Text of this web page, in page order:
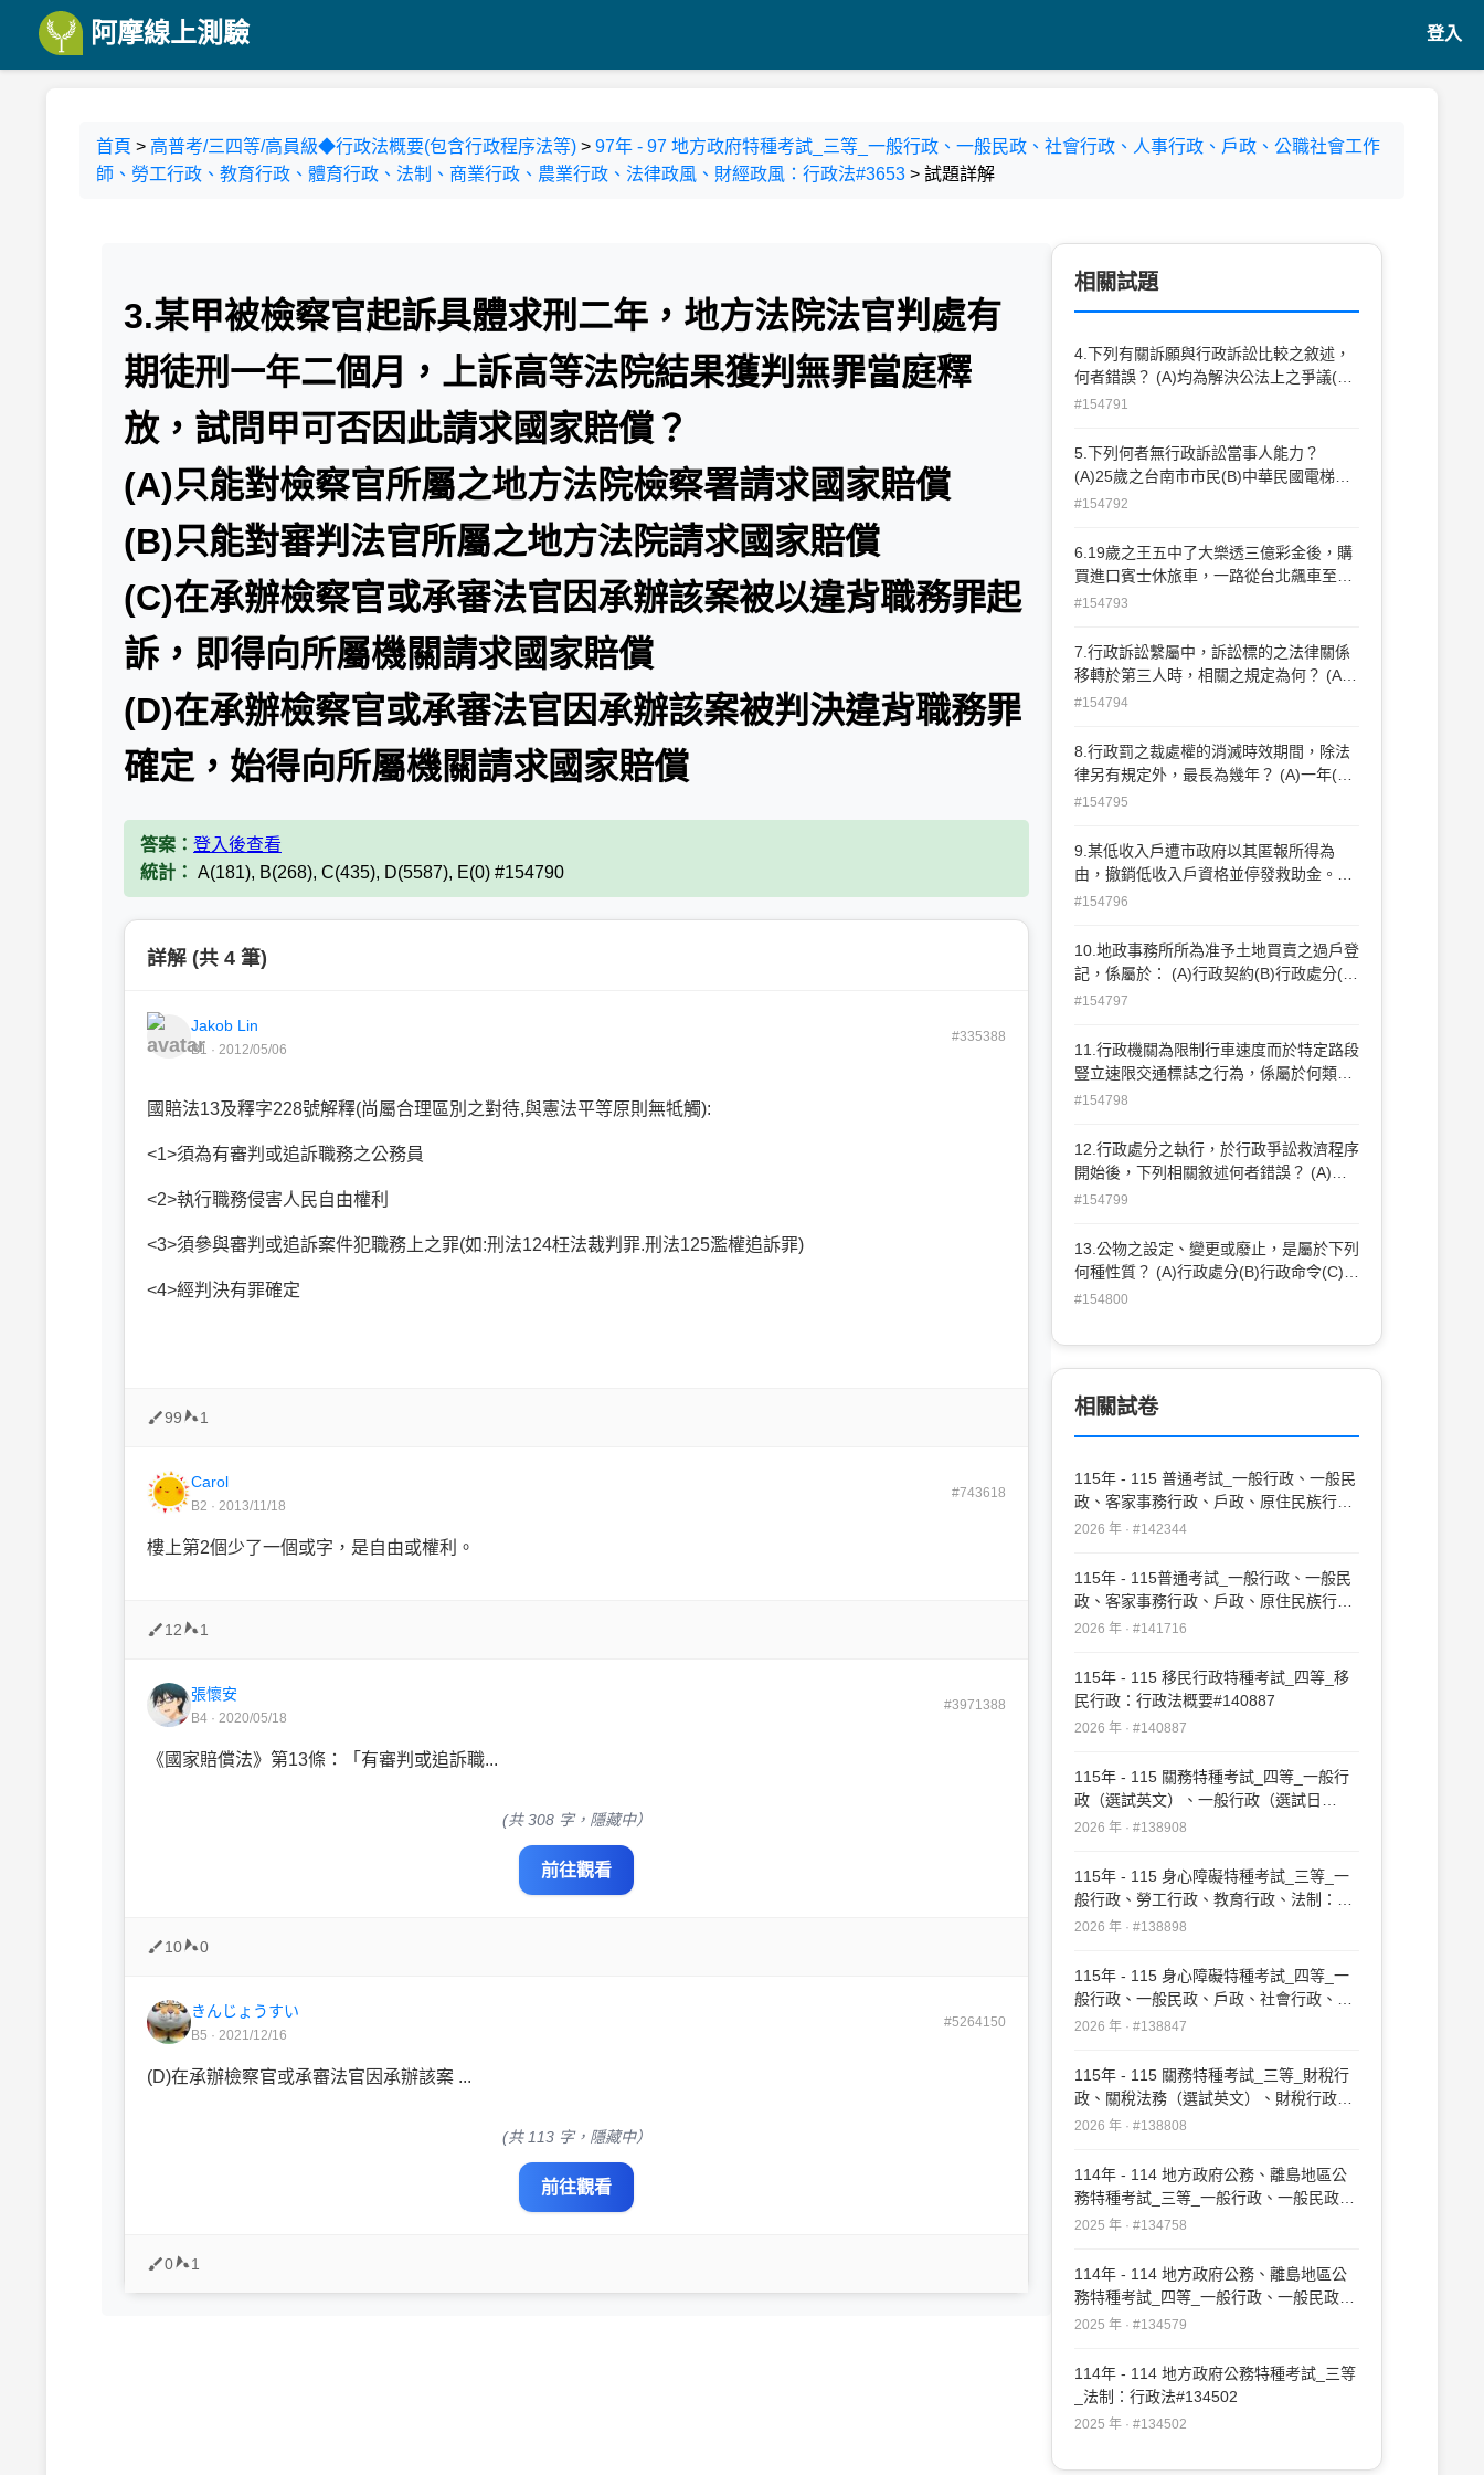
阿摩線上測驗 登入
首頁 > 高普考/三四等/高員級◆行政法概要(包含行政程序法等) > 97年 - 97 地方政府特種考試_三等_一般行政、一般民政、社會行政、人事行政、戶政、公職社會工作
師、勞工行政、教育行政、體育行政、法制、商業行政、農業行政、法律政風、財經政風：行政法#3653 > 試題詳解
3.某甲被檢察官起訴具體求刑二年，地方法院法官判處有
期徒刑一年二個月，上訴高等法院結果獲判無罪當庭釋
放，試問甲可否因此請求國家賠償？
(A)只能對檢察官所屬之地方法院檢察署請求國家賠償
(B)只能對審判法官所屬之地方法院請求國家賠償
(C)在承辦檢察官或承審法官因承辦該案被以違背職務罪起
訴，即得向所屬機關請求國家賠償
(D)在承辦檢察官或承審法官因承辦該案被判決違背職務罪
確定，始得向所屬機關請求國家賠償
答案： 登入後查看
統計： A(181), B(268), C(435), D(5587), E(0) #154790
詳解 (共 4 筆)
Jakob Lin
B1 · 2012/05/06
#335388
國賠法13及釋字228號解釋(尚屬合理區別之對待,與憲法平等原則無牴觸):
<1>須為有審判或追訴職務之公務員
<2>執行職務侵害人民自由權利
<3>須參與審判或追訴案件犯職務上之罪(如:刑法124枉法裁判罪.刑法125濫權追訴罪)
<4>經判決有罪確定
99 1
Carol
B2 · 2013/11/18
#743618
樓上第2個少了一個或字，是自由或權利。
12 1
張懷安
B4 · 2020/05/18
#3971388
《國家賠償法》第13條：「有審判或追訴職...
(共 308 字，隱藏中）
前往觀看
10 0
きんじょうすい
B5 · 2021/12/16
#5264150
(D)在承辦檢察官或承審法官因承辦該案 ...
(共 113 字，隱藏中）
前往觀看
0 1
相關試題
4.下列有關訴願與行政訴訟比較之敘述，
何者錯誤？ (A)均為解決公法上之爭議(B)
均採言詞辯論程序 (C)原則上均採職權進
#154791
5.下列何者無行政訴訟當事人能力？
(A)25歲之台南市市民(B)中華民國電梯協
會(C)教育部(D)未設管理人之佛教團體
#154792
6.19歲之王五中了大樂透三億彩金後，購
買進口賓士休旅車，一路從台北飆車至高
雄向其女朋友炫耀，沿途在新竹、台中、
超速情景，則依法對王五應如何處罰？
(A)裁處不受法定罰鍰最高3000元之限制
#154793
7.行政訴訟繫屬中，訴訟標的之法律關係
移轉於第三人時，相關之規定為何？ (A)
訴訟程序當然停止(B)僅兩造同意後，第三
院裁定承當訴訟(D)對承當訴訟之法院裁
定，不得抗告
#154794
8.行政罰之裁處權的消滅時效期間，除法
律另有規定外，最長為幾年？ (A)一年(B)
二年(C)三年(D)五年
#154795
9.某低收入戶遭市政府以其匿報所得為
由，撤銷低收入戶資格並停發救助金。為
免生活陷入困境，得向高等行政法院提起
撤銷訴訟(B)課予義務訴訟(C)確認訴訟(D)
一般給付訴訟
#154796
10.地政事務所所為准予土地買賣之過戶登
記，係屬於： (A)行政契約(B)行政處分(C)
行政命令(D)事實行為
#154797
11.行政機關為限制行車速度而於特定路段
豎立速限交通標誌之行為，係屬於何類行
政行為？ (A)法規命令(B)行政契約(C)事實
#154798
12.行政處分之執行，於行政爭訟救濟程序
開始後，下列相關敘述何者錯誤？ (A)行
政法院在一定要件得命停止執行(B)原則上
執行(D)不得請求行政法院裁定假處分
#154799
13.公物之設定、變更或廢止，是屬於下列
何種性質？ (A)行政處分(B)行政命令(C)行
政指導(D)行政契約
#154800
相關試卷
115年 - 115 普通考試_一般行政、一般民
政、客家事務行政、戶政、原住民族行
政、社會行政、勞工行政、教育行政、人
要(重複)#142344
2026 年 · #142344
115年 - 115普通考試_一般行政、一般民
政、客家事務行政、戶政、原住民族行
政、社會行政、勞工行政、教育行政、人
要#141716
2026 年 · #141716
115年 - 115 移民行政特種考試_四等_移
民行政：行政法概要#140887
2026 年 · #140887
115年 - 115 關務特種考試_四等_一般行
政（選試英文）、一般行政（選試日
文）：行政法概要#138908
2026 年 · #138908
115年 - 115 身心障礙特種考試_三等_一
般行政、勞工行政、教育行政、法制：行
政法#138898
2026 年 · #138898
115年 - 115 身心障礙特種考試_四等_一
般行政、一般民政、戶政、社會行政、教
育行政：行政法概要#138847
2026 年 · #138847
115年 - 115 關務特種考試_三等_財稅行
政、關稅法務（選試英文）、財稅行政、
關稅法務（選試日文）：行政法#138808
2026 年 · #138808
114年 - 114 地方政府公務、離島地區公
務特種考試_三等_一般行政、一般民政、
戶政、原住民族行政、社會行政、勞工行
經廉政、農業行政：行政法#134758
2025 年 · #134758
114年 - 114 地方政府公務、離島地區公
務特種考試_四等_一般行政、一般民政、
客家事務行政、戶政、原住民族行政、社
政、人事行政、法律廉政、財經廉政：行
政法概要#134579
2025 年 · #134579
114年 - 114 地方政府公務特種考試_三等
_法制：行政法#134502
2025 年 · #134502